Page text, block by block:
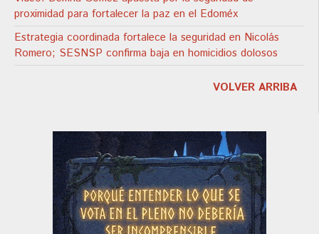
proximidad para fortalecer la paz en el Edoméx
Estrategia coordinada fortalece la seguridad en Nicolás
Romero; SESNSP confirma baja en homicidios dolosos
VOLVER ARRIBA